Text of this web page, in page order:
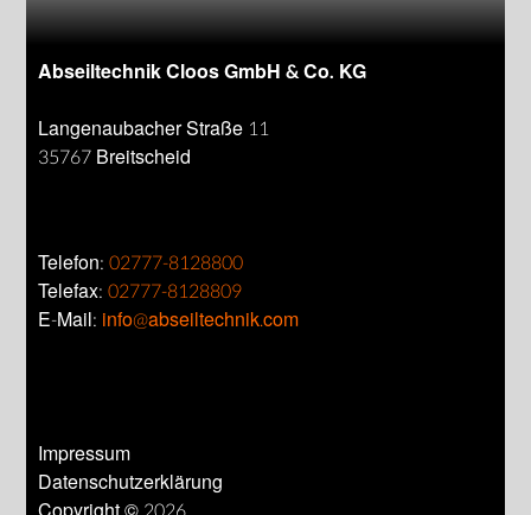
Abseiltechnik Cloos GmbH & Co. KG
Langenaubacher Straße 11
35767 Breitscheid
Telefon:02777-8128800
Telefax:02777-8128809
E-Mail: info@abseiltechnik.com
Impressum
Datenschutzerklärung